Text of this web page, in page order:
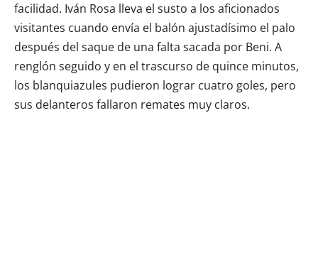
facilidad. Iván Rosa lleva el susto a los aficionados
visitantes cuando envía el balón ajustadísimo el palo
después del saque de una falta sacada por Beni. A
renglón seguido y en el trascurso de quince minutos,
los blanquiazules pudieron lograr cuatro goles, pero
sus delanteros fallaron remates muy claros.